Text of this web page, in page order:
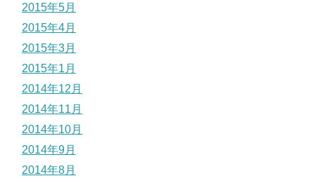
2015年5月
2015年4月
2015年3月
2015年1月
2014年12月
2014年11月
2014年10月
2014年9月
2014年8月